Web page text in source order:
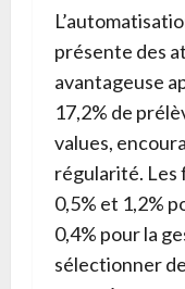
présente des
avantageuse
17,2% de
values,
régularité. Les
0,5% et 1,2%
0,4% pour la
sélectionner